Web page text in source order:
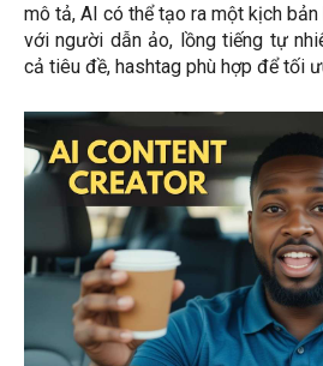
mô tả, AI có thể tạo ra một kịch
với người dẫn ảo, lồng tiếng tự
cả tiêu đề, hashtag phù hợp để tối